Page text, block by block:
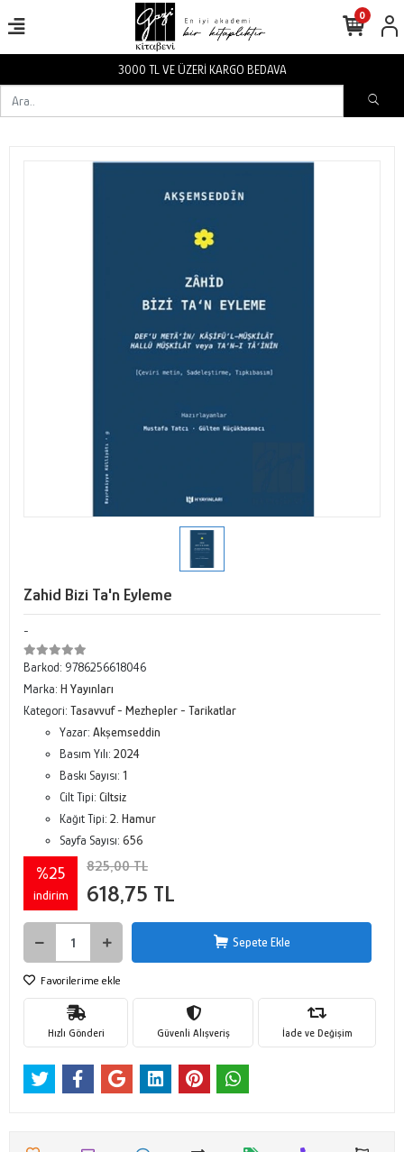
3000 TL VE ÜZERİ KARGO BEDAVA
0
Zahid Bizi Ta'n Eyleme
-
Barkod: 9786256618046
Marka: H Yayınları
Kategori: Tasavvuf - Mezhepler - Tarikatlar
Yazar: Akşemseddin
Basım Yılı: 2024
Baskı Sayısı: 1
Cilt Tipi: Ciltsiz
Kağıt Tipi: 2. Hamur
Sayfa Sayısı: 656
%25
indirim
825,00 TL
618,75 TL
Sepete Ekle
Favorilerime ekle
Hızlı Gönderi Güvenli Alışveriş İade ve Değişim